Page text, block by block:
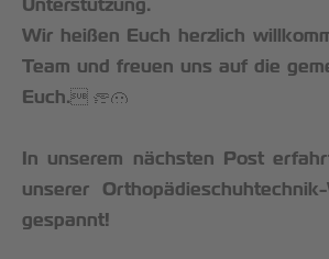
Wir heißen Euch herzlich
Team und freuen uns auf die
Euch.
In unserem nächsten Post
unserer
gespannt!